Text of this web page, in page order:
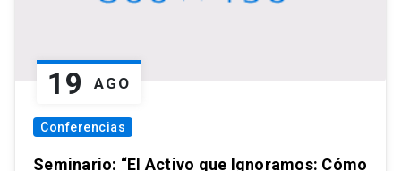
19 AGO
Conferencias
Seminario: “El Activo que Ignoramos: Cómo